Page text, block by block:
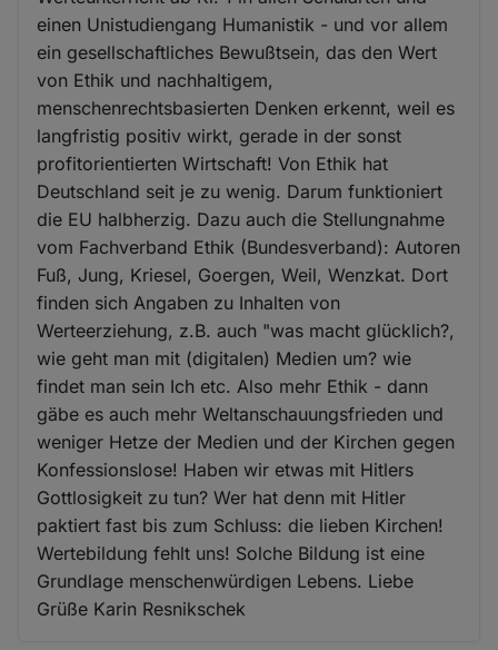
einen Unistudiengang Humanistik - und vor allem
ein gesellschaftliches Bewußtsein, das den Wert
von Ethik und nachhaltigem,
menschenrechtsbasierten Denken erkennt, weil es
langfristig positiv wirkt, gerade in der sonst
profitorientierten Wirtschaft! Von Ethik hat
Deutschland seit je zu wenig. Darum funktioniert
die EU halbherzig. Dazu auch die Stellungnahme
vom Fachverband Ethik (Bundesverband): Autoren
Fuß, Jung, Kriesel, Goergen, Weil, Wenzkat. Dort
finden sich Angaben zu Inhalten von
Werteerziehung, z.B. auch "was macht glücklich?,
wie geht man mit (digitalen) Medien um? wie
findet man sein Ich etc. Also mehr Ethik - dann
gäbe es auch mehr Weltanschauungsfrieden und
weniger Hetze der Medien und der Kirchen gegen
Konfessionslose! Haben wir etwas mit Hitlers
Gottlosigkeit zu tun? Wer hat denn mit Hitler
paktiert fast bis zum Schluss: die lieben Kirchen!
Wertebildung fehlt uns! Solche Bildung ist eine
Grundlage menschenwürdigen Lebens. Liebe
Grüße Karin Resnikschek